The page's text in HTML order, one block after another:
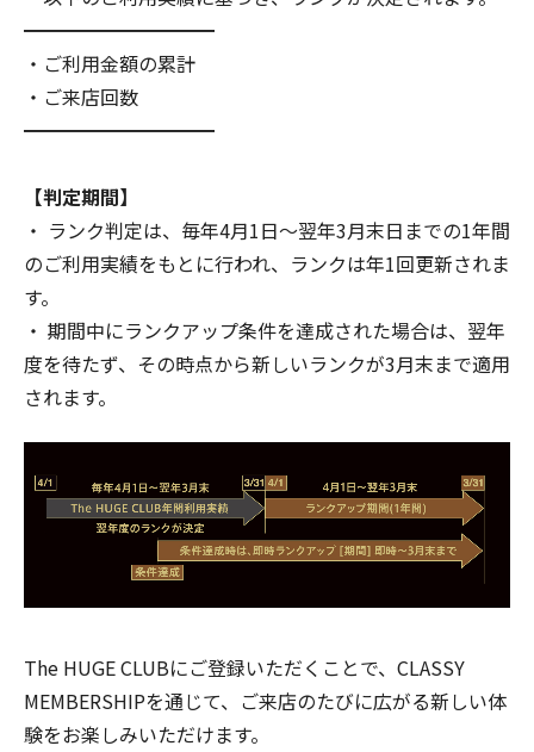
━━━━━━━━━━
・ご利用金額の累計
・ご来店回数
━━━━━━━━━━
【判定期間】
・ ランク判定は、毎年4月1日～翌年3月末日までの1年間
のご利用実績をもとに行われ、ランクは年1回更新されま
す。
・ 期間中にランクアップ条件を達成された場合は、翌年
度を待たず、その時点から新しいランクが3月末まで適用
されます。
The HUGE CLUBにご登録いただくことで、CLASSY
MEMBERSHIPを通じて、ご来店のたびに広がる新しい体
験をお楽しみいただけます。